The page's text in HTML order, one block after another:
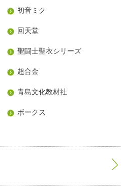
初音ミク
回天堂
聖闘士聖衣シリーズ
超合金
青島文化教材社
ボークス